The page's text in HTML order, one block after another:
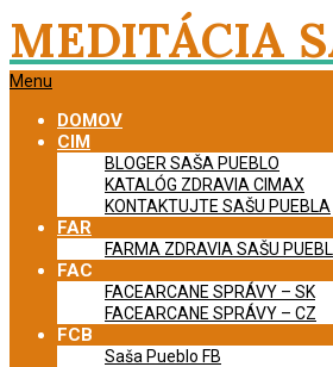
Skip
to
content
MEDITÁCIA
Primary
Menu
Menu
DOMOV
CIM
BLOGER SAŠA PUEBLO
KATALÓG ZDRAVIA CIMAX
KONTAKTUJTE SAŠU PUEBLA
FAR
FARMA ZDRAVIA SAŠU
FAC
FACEARCANE SPRÁVY – SK
FACEARCANE SPRÁVY – CZ
FCB
Saša Pueblo FB